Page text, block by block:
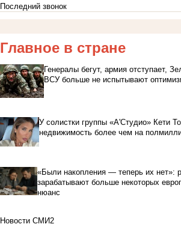
Последний звонок
Главное в стране
Генералы бегут, армия отступает,
ВСУ больше не испытывают
У солистки группы «А'Студио» Кети
недвижимость более чем на
«Были накопления — теперь их нет»:
зарабатывают больше некоторых
нюанс
Новости СМИ2